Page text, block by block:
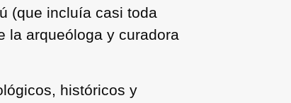
(que incluía casi toda
la arqueóloga y curadora
históricos y